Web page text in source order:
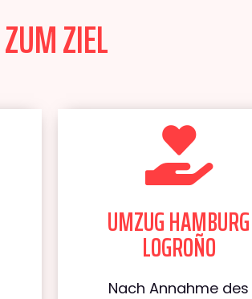
ZIEL
UMZUG HAMBURG
LOGROÑO
Nach Annahme des